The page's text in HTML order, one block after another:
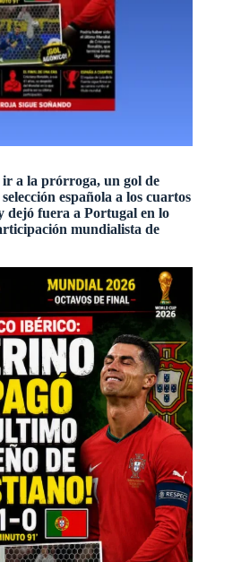
a la prórroga, un gol de
española a los cuartos
dejó fuera a Portugal en lo
mundialista de